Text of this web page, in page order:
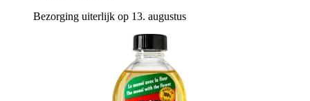
Bezorging uiterlijk op 13. augustus